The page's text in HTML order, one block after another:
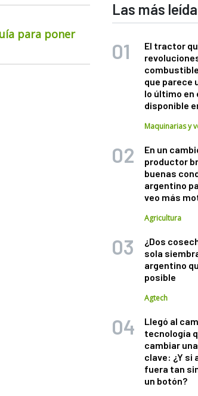
para poner
Las más
El tractor
que parece
lo último en
disponible
Maquinarias y
En un
productor
buenas
argentino
veo más
Agricultura
¿Dos
sola
argentino
posible
Agtech
Llegó al
tecnología
cambiar
clave: ¿Y si
fuera tan
un botón?